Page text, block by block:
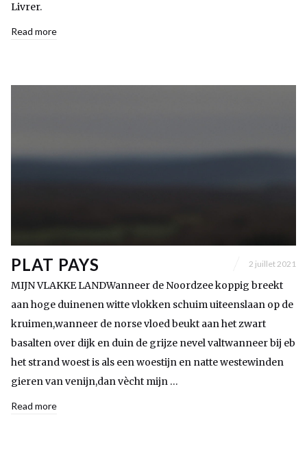
Livrer.
Read more
PLAT PAYS 2 juillet 2021
MIJN VLAKKE LANDWanneer de Noordzee koppig breekt
aan hoge duinenen witte vlokken schuim uiteenslaan op de
kruimen,wanneer de norse vloed beukt aan het zwart
basalten over dijk en duin de grijze nevel valtwanneer bij eb
het strand woest is als een woestijn en natte westewinden
gieren van venijn,dan vècht mijn …
Read more